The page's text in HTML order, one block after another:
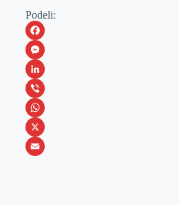
Podeli:
F
a
c
e
b
o
M
e
s
s
e
L
i
n
k
V
i
b
W
h
X